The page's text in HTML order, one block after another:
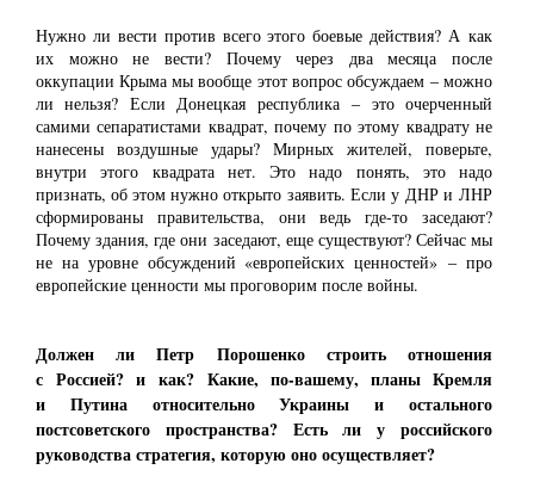
Нужно ли вести против всего этого боевые действия? А как
их можно не вести? Почему через два месяца после
оккупации Крыма мы вообще этот вопрос обсуждаем ‒ можно
ли нельзя? Если Донецкая республика ‒ это очерченный
самими сепаратистами квадрат, почему по этому квадрату не
нанесены воздушные удары? Мирных жителей, поверьте,
внутри этого квадрата нет. Это надо понять, это надо
признать, об этом нужно открыто заявить. Если у ДНР и ЛНР
сформированы правительства, они ведь где-то заседают?
Почему здания, где они заседают, еще существуют? Сейчас мы
не на уровне обсуждений «европейских ценностей» ‒ про
европейские ценности мы проговорим после войны.
Должен ли Петр Порошенко строить отношения
с Россией? и как? Какие, по-вашему, планы Кремля
и Путина относительно Украины и остального
постсоветского пространства? Есть ли у российского
руководства стратегия, которую оно осуществляет?